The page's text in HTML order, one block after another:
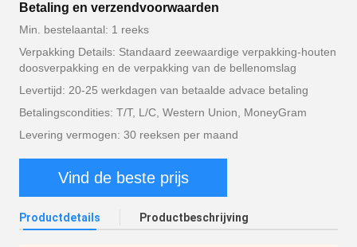
Betaling en verzendvoorwaarden
Min. bestelaantal: 1 reeks
Verpakking Details: Standaard zeewaardige verpakking-houten
doosverpakking en de verpakking van de bellenomslag
Levertijd: 20-25 werkdagen van betaalde advace betaling
Betalingscondities: T/T, L/C, Western Union, MoneyGram
Levering vermogen: 30 reeksen per maand
Vind de beste prijs
Productdetails Productbeschrijving